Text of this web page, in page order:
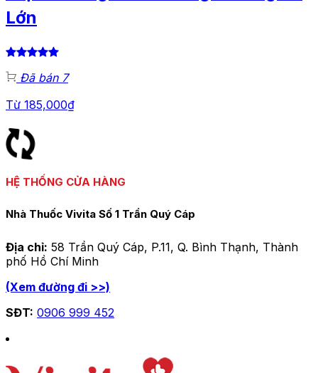
Lớn
Đã bán 7
Từ 185,000₫
HỆ THỐNG CỬA HÀNG
Nhà Thuốc Vivita Số 1 Trần Quý Cáp
Địa chỉ: 58 Trần Quý Cáp, P.11, Q. Bình Thạnh, Thành
phố Hồ Chí Minh
(Xem đường đi >>)
SĐT: 0906 999 452